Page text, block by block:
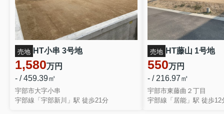
売地 HT小串 3号地
1,580万円
- / 459.39㎡
宇部市大字小串
宇部線「宇部新川」駅 徒歩21分
売地 HT藤山 1号地
550万円
- / 216.97㎡
宇部市東藤曲２丁目
宇部線「居能」駅 徒歩12